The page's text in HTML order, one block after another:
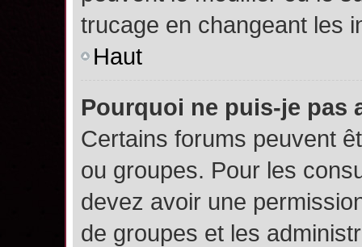
trucage en changeant les
Haut
Pourquoi ne puis-je pas
Certains forums peuvent
ou groupes. Pour les
devez avoir une
de groupes et les